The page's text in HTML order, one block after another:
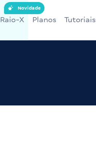
Raio-X
Novidade
Planos Tutoriais